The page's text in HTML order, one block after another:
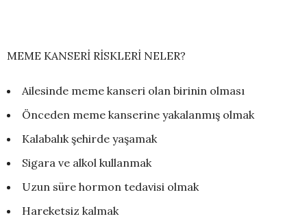
MEME KANSERİ RİSKLERİ NELER?
Ailesinde meme kanseri olan birinin olması
Önceden meme kanserine yakalanmış olmak
Kalabalık şehirde yaşamak
Sigara ve alkol kullanmak
Uzun süre hormon tedavisi olmak
Hareketsiz kalmak